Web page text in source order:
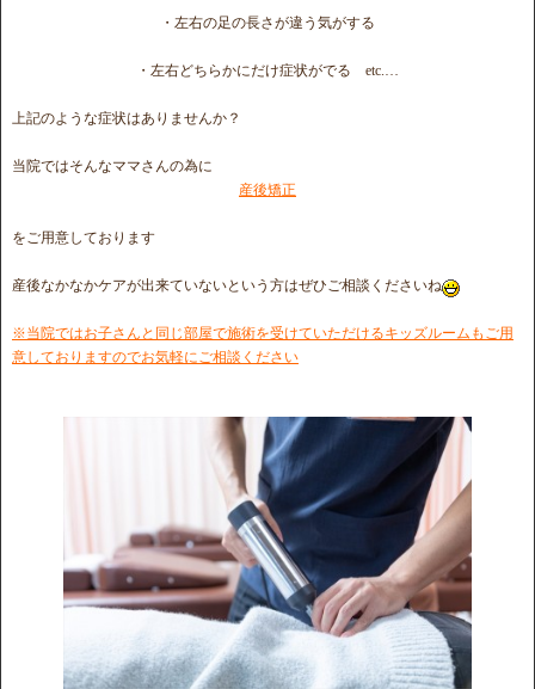
・左右の足の長さが違う気がする
・左右どちらかにだけ症状がでる etc.…
上記のような症状はありませんか？
当院ではそんなママさんの為に
産後矯正
をご用意しております
産後なかなかケアが出来ていないという方はぜひご相談くださいね
※当院ではお子さんと同じ部屋で施術を受けていただけるキッズルームもご用
意しておりますのでお気軽にご相談ください